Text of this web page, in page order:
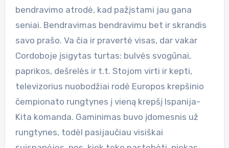
bendravimo atrodė, kad pažįstami jau gana
seniai. Bendravimas bendravimu bet ir skrandis
savo prašo. Va čia ir pravertė visas, dar vakar
Cordoboje įsigytas turtas: bulvės svogūnai,
paprikos, dešrelės ir t.t. Stojom virti ir kepti,
televizorius nuobodžiai rodė Europos krepšinio
čempionato rungtynes į vieną krepšį Ispanija-
Kita komanda. Gaminimas buvo įdomesnis už
rungtynes, todėl pasijaučiau visiškai